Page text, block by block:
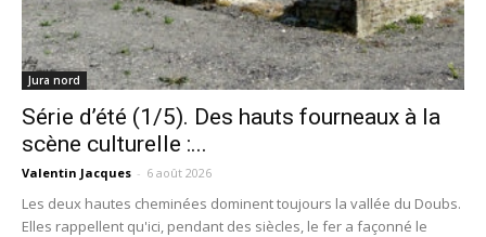
Jura nord
Série d’été (1/5). Des hauts fourneaux à la
scène culturelle :...
Valentin Jacques - 6 août 2026
Les deux hautes cheminées dominent toujours la vallée du Doubs.
Elles rappellent qu'ici, pendant des siècles, le fer a façonné le